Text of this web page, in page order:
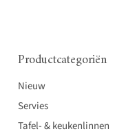
Productcategoriën
Nieuw
Servies
Tafel- & keukenlinnen